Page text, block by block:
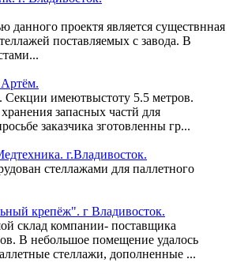
данного проектя является существнная
поставляемых с завода. В
Секции имеютвыстоту 5.5 метров.
запасных частй для
заказчика зготовленны гр...
г.Владивосток.
стеллажами для паллетного
крепёж". г Владивосток.
склад компании- поставщика
В небольшое помещение удалось
стеллажи, дополненные ...